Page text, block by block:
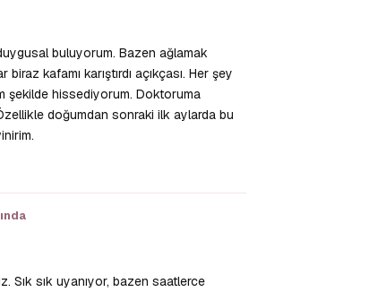
buluyorum. Bazen ağlamak
kafamı karıştırdı açıkçası. Her şey
şekilde hissediyorum. Doktoruma
doğumdan sonraki ilk aylarda bu
Sık sık uyanıyor, bazen saatlerce